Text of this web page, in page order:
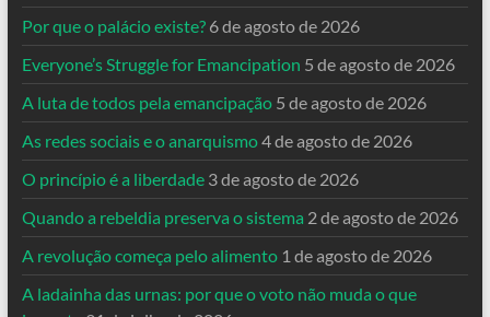
Por que o palácio existe? 6 de agosto de 2026
Everyone’s Struggle for Emancipation 5 de agosto de 2026
A luta de todos pela emancipação 5 de agosto de 2026
As redes sociais e o anarquismo4 de agosto de 2026
O princípio é a liberdade 3 de agosto de 2026
Quando a rebeldia preserva o sistema 2 de agosto de 2026
A revolução começa pelo alimento 1 de agosto de 2026
A ladainha das urnas: por que o voto não muda o que